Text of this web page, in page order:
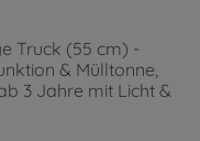
Truck (55 cm) -
& Mülltonne,
3 Jahre mit Licht &